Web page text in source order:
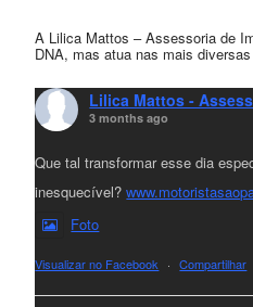
A Lilica Mattos – Assessoria de
DNA, mas atua nas mais
Lilica Mattos -
3 months ago
Que tal transformar esse dia
inesquecível?
Foto
Visualizar no Facebook · Compartilhar